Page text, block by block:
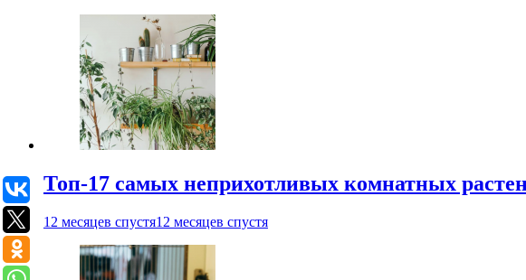
Топ-17 самых неприхотливых комнатных
12 месяцев спустя12 месяцев спустя